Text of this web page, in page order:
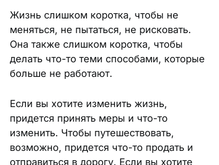
Жизнь слишком коротка, чтобы не
меняться, не пытаться, не рисковать.
Она также слишком коротка, чтобы
делать что-то теми способами, которые
больше не работают.
Если вы хотите изменить жизнь,
придется принять меры и что-то
изменить. Чтобы путешествовать,
возможно, придется что-то продать и
отправиться в дорогу. Если вы хотите